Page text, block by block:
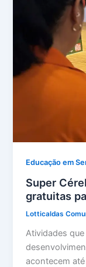
Educação em
Super
gratuitas
Lotticaldas
Atividades
acontecem